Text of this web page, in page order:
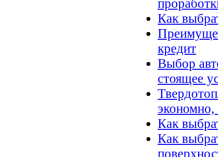
Как
кредит
Выбор
стоящее
экономно,
Как
Как